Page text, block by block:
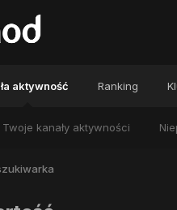
aktywność
Twoje kanały aktywności
Ranking